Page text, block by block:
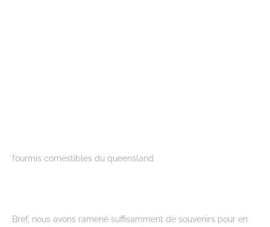
fourmis comestibles du queensland
Bref, nous avons ramené suffisamment de souvenirs pour en